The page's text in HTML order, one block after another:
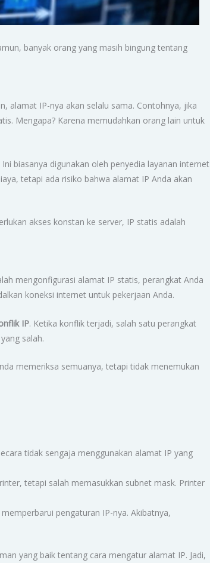
banyak orang yang masih bingung tentang
alamat IP-nya akan selalu sama. Contohnya, jika
Mengapa? Karena memudahkan orang lain untuk
biasanya digunakan oleh penyedia layanan internet
tetapi ada risiko bahwa alamat IP Anda akan
akses konstan ke server, IP statis adalah
mengonfigurasi alamat IP statis, perangkat Anda
koneksi internet untuk pekerjaan Anda.
IP. Ketika konflik terjadi, salah satu perangkat
salah.
memeriksa semuanya, tetapi tidak menemukan
tidak sengaja menggunakan alamat IP yang
tetapi salah memasukkan subnet mask. Printer
pengaturan IP-nya. Akibatnya,
yang baik tentang cara mengatur alamat IP. Jadi,